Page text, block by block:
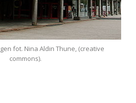
fot. Nina Aldin Thune, (creative
commons).